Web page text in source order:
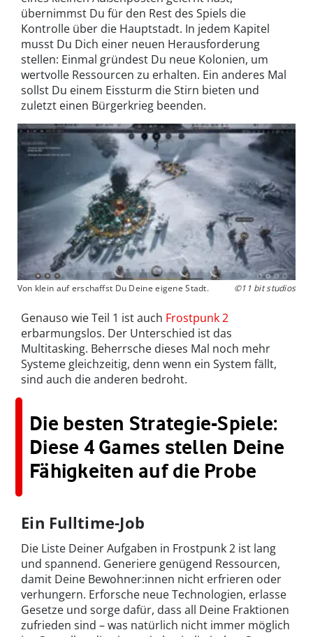
übernimmst Du für den Rest des Spiels die
Kontrolle über die Hauptstadt. In jedem Kapitel
musst Du Dich einer neuen Herausforderung
stellen: Einmal gründest Du neue Kolonien, um
wertvolle Ressourcen zu erhalten. Ein anderes Mal
sollst Du einem Eissturm die Stirn bieten und
zuletzt einen Bürgerkrieg beenden.
Von klein auf erschaffst Du Deine eigene Stadt. ©11 bit studios
Genauso wie Teil 1 ist auch Frostpunk 2
erbarmungslos. Der Unterschied ist das
Multitasking. Beherrsche dieses Mal noch mehr
Systeme gleichzeitig, denn wenn ein System fällt,
sind auch die anderen bedroht.
Die besten Strategie-Spiele:
Diese 4 Games stellen Deine
Fähigkeiten auf die Probe
Ein Fulltime-Job
Die Liste Deiner Aufgaben in Frostpunk 2 ist lang
und spannend. Generiere genügend Ressourcen,
damit Deine Bewohner:innen nicht erfrieren oder
verhungern. Erforsche neue Technologien, erlasse
Gesetze und sorge dafür, dass all Deine Fraktionen
zufrieden sind – was natürlich nicht immer möglich